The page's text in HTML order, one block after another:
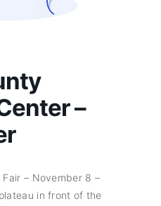
–
– November 8 –
in front of the